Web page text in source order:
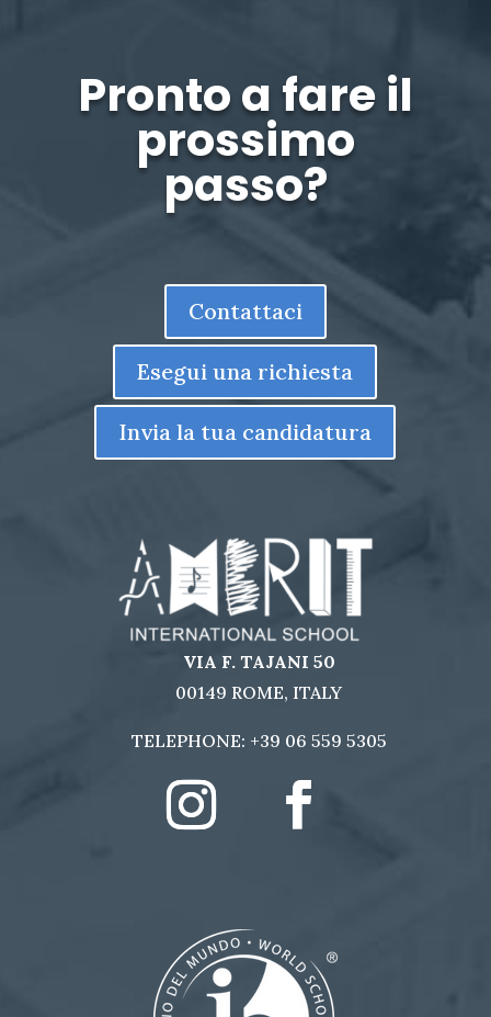
Pronto a fare il
prossimo
passo?
Contattaci
Esegui una richiesta
Invia la tua candidatura
VIA F. TAJANI 50
00149 ROME, ITALY
TELEPHONE: +39 06 559 5305